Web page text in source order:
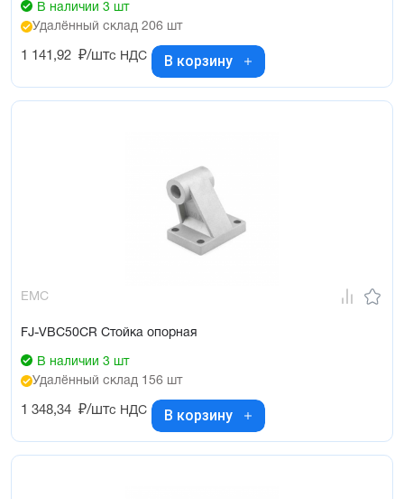
В наличии 3 шт
Удалённый склад 206 шт
1 141,92 ₽/штс НДС В корзину
EMC
FJ-VBC50CR Стойка опорная
В наличии 3 шт
Удалённый склад 156 шт
1 348,34 ₽/штс НДС В корзину